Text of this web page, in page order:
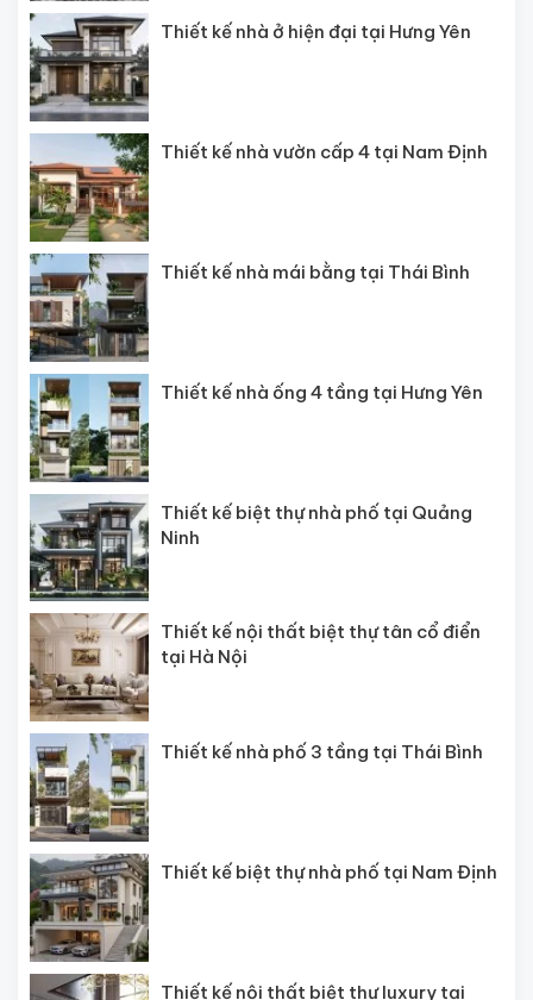
Thiết kế nhà ở hiện đại tại Hưng Yên
Thiết kế nhà vườn cấp 4 tại Nam Định
Thiết kế nhà mái bằng tại Thái Bình
Thiết kế nhà ống 4 tầng tại Hưng Yên
Thiết kế biệt thự nhà phố tại Quảng
Ninh
Thiết kế nội thất biệt thự tân cổ điển
tại Hà Nội
Thiết kế nhà phố 3 tầng tại Thái Bình
Thiết kế biệt thự nhà phố tại Nam Định
Thiết kế nội thất biệt thự luxury tại